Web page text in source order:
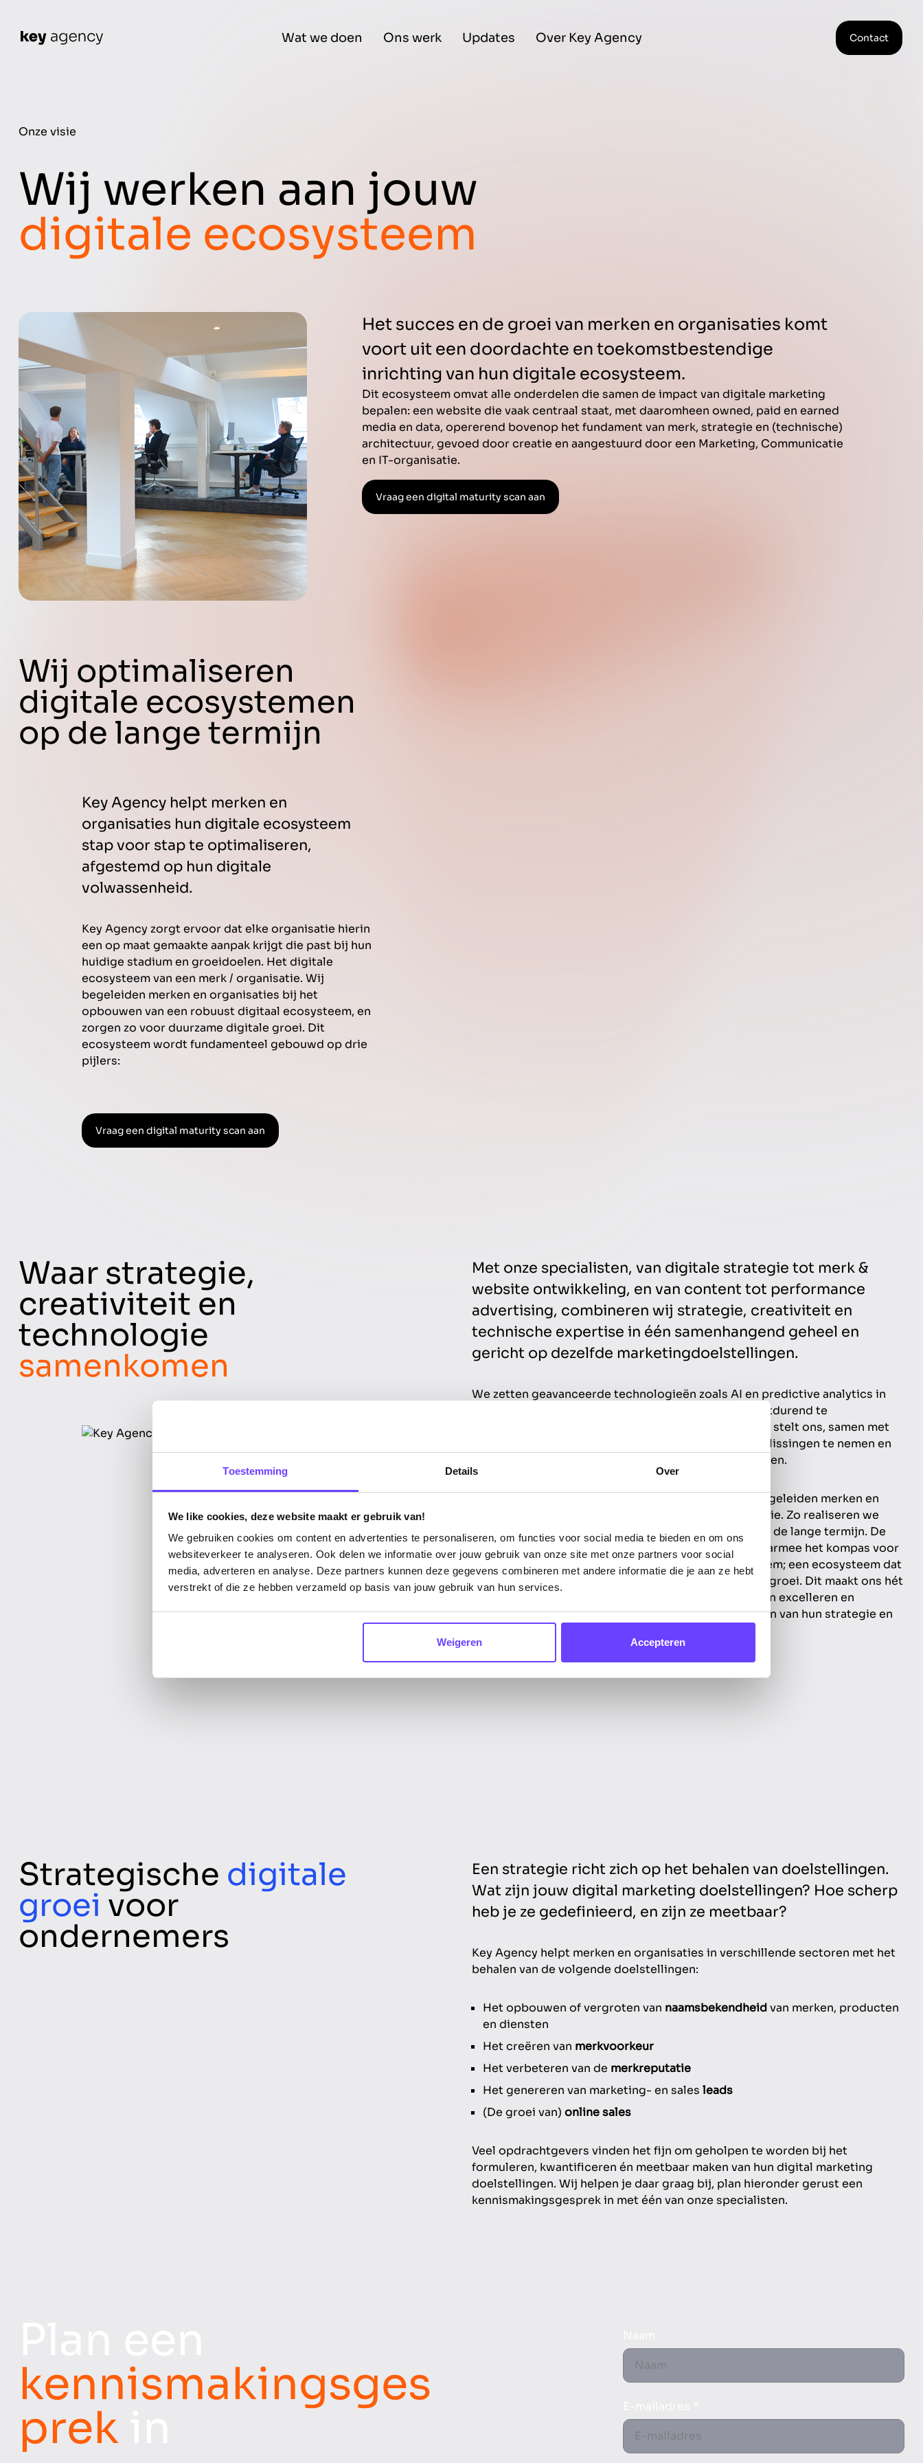
Toestemming Details Over
We like cookies, deze website maakt er gebruik van!
We gebruiken cookies om content en advertenties te personaliseren, om functies voor social media te bieden en om ons
websiteverkeer te analyseren. Ook delen we informatie over jouw gebruik van onze site met onze partners voor social
media, adverteren en analyse. Deze partners kunnen deze gegevens combineren met andere informatie die je aan ze hebt
verstrekt of die ze hebben verzameld op basis van jouw gebruik van hun services.
Weigeren Accepteren
Wat we doen Ons werk Updates Over Key Agency Contact
Onze visie
Wij werken aan jouw
digitale ecosysteem
Het succes en de groei van merken en organisaties komt
voort uit een doordachte en toekomstbestendige
inrichting van hun digitale ecosysteem.
Dit ecosysteem omvat alle onderdelen die samen de impact van digitale marketing
bepalen: een website die vaak centraal staat, met daaromheen owned, paid en earned
media en data, opererend bovenop het fundament van merk, strategie en (technische)
architectuur, gevoed door creatie en aangestuurd door een Marketing, Communicatie
en IT-organisatie.
Vraag een digital maturity scan aan
Wij optimaliseren
digitale ecosystemen
op de lange termijn
Key Agency helpt merken en
organisaties hun digitale ecosysteem
stap voor stap te optimaliseren,
afgestemd op hun digitale
volwassenheid.
Key Agency zorgt ervoor dat elke organisatie hierin
een op maat gemaakte aanpak krijgt die past bij hun
huidige stadium en groeidoelen. Het digitale
ecosysteem van een merk / organisatie. Wij
begeleiden merken en organisaties bij het
opbouwen van een robuust digitaal ecosysteem, en
zorgen zo voor duurzame digitale groei. Dit
ecosysteem wordt fundamenteel gebouwd op drie
pijlers:
Vraag een digital maturity scan aan
Waar strategie,
creativiteit en
technologie
samenkomen
Met onze specialisten, van digitale strategie tot merk &
website ontwikkeling, en van content tot performance
advertising, combineren wij strategie, creativiteit en
technische expertise in één samenhangend geheel en
gericht op dezelfde marketingdoelstellingen.
We zetten geavanceerde technologieën zoals AI en predictive analytics in
om de marketinginzet van onze opdrachtgevers voortdurend te
optimaliseren en nieuwe innovaties te integreren. Dit stelt ons, samen met
onze opdrachtgevers, in staat om data-gedreven beslissingen te nemen en
proactief in te spelen op veranderende marktbehoeften.
Wij leveren niet alleen digitale projecten op, maar begeleiden merken en
organisaties in een doorlopende digitale transformatie. Zo realiseren we
samen echte impact, hogere merkwaarde en groei op de lange termijn. De
digitale volwassenheid van een organisatie wordt daarmee het kompas voor
elke stap in het verbeteren van het digitale ecosysteem; een ecosysteem dat
het hart vormt van succesvolle digitale marketing en groei. Dit maakt ons hét
bureau voor merken en organisaties die digitaal willen excelleren en
toekomstbestendig willen groeien met digital als kern van hun strategie en
Strategische digitale
groei voor
ondernemers
Een strategie richt zich op het behalen van doelstellingen.
Wat zijn jouw digital marketing doelstellingen? Hoe scherp
heb je ze gedefinieerd, en zijn ze meetbaar?
Key Agency helpt merken en organisaties in verschillende sectoren met het
behalen van de volgende doelstellingen:
Het opbouwen of vergroten van naamsbekendheidvan merken, producten
en diensten
Het creëren van merkvoorkeur
Het verbeteren van de merkreputatie
Het genereren van marketing- en sales leads
(De groei van) online sales
Veel opdrachtgevers vinden het fijn om geholpen te worden bij het
formuleren, kwantificeren én meetbaar maken van hun digital marketing
doelstellingen. Wij helpen je daar graag bij, plan hieronder gerust een
kennismakingsgesprek in met één van onze specialisten.
kennismakingsges
prek